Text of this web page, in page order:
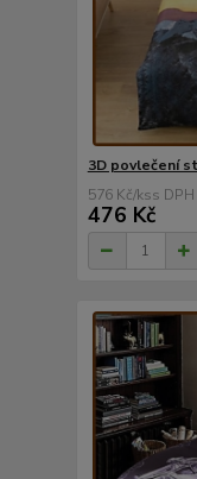
3D povlečení
576 Kč/ks
476 Kč